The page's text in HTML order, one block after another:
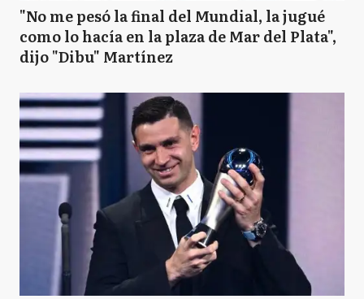
"No me pesó la final del Mundial, la jugué
como lo hacía en la plaza de Mar del Plata",
dijo "Dibu" Martínez